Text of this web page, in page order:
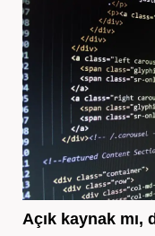
Açık kaynak mı,